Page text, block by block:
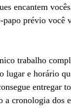
encantem
prévio você
trabalho
lugar e horário
entregar
cronologia dos